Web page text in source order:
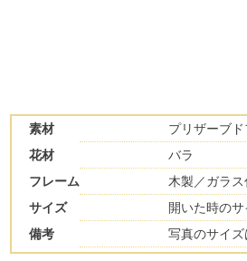
素材
プリザーブ
花材
バラ
フレーム
木製／ガラス
サイズ
開いた時の
備考
写真のサイ